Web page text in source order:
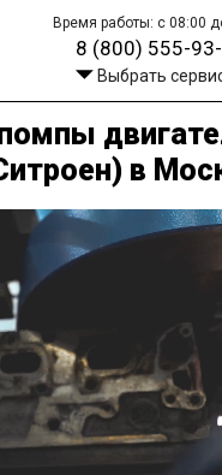
Время работы: с 08:00
8 (800) 555-
Выбрать
в